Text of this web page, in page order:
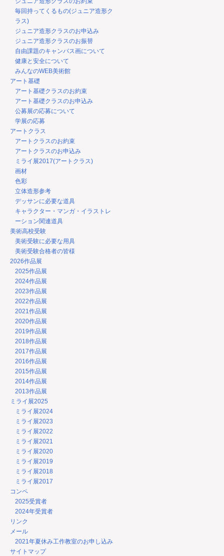
毎回持ってくるもの(ジュニア造形ク
ラス)
ジュニア造形クラスのお申込み
ジュニア造形クラスのお振替
自由課題のキャンバス画について
健康と安全について
みんなのWEB美術館
アート基礎
アート基礎クラスのお約束
アート基礎クラスのお申込み
公募展の応募について
学展の応募
アートクラス
アートクラスのお約束
アートクラスのお申込み
ミライ展2017(アートクラス)
画材
色彩
立体造形参考
デッサンに必要な道具
キャラクター・マンガ・イラストレ
ーション関連道具
美術高校受験
美術受験に必要な用具
美術受験合格者の皆様
2026作品展
2025作品展
2024作品展
2023作品展
2022作品展
2021作品展
2020作品展
2019作品展
2018作品展
2017作品展
2016作品展
2015作品展
2014作品展
2013作品展
ミライ展2025
ミライ展2024
ミライ展2023
ミライ展2022
ミライ展2021
ミライ展2020
ミライ展2019
ミライ展2018
ミライ展2017
コンペ
2025受賞者
2024年受賞者
リンク
メール
2021年夏休み工作教室のお申し込み
サイトマップ